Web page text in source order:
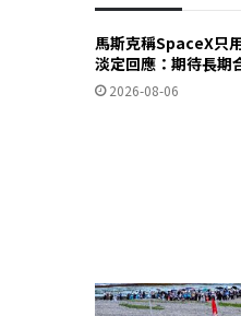
馬斯克稱SpaceX只
淡定回應：期待長期
2026-08-06